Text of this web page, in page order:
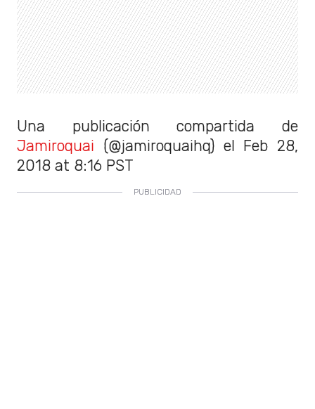
Una publicación compartida de
Jamiroquai (@jamiroquaihq) el Feb 28,
2018 at 8:16 PST